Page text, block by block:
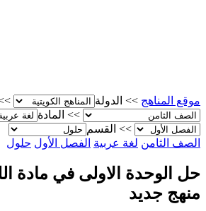
المناهج >> الدولة >>
>> المادة
>> القسم
الثامن لغة عربية الفصل الأول حلول
الوحدة الاولى في مادة
جديد